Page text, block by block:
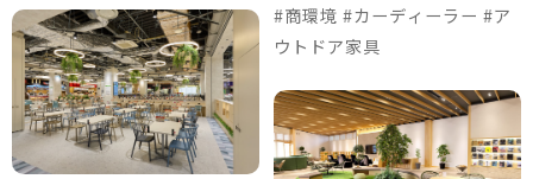
#商環境 #カーディーラー #ア
ウトドア家具